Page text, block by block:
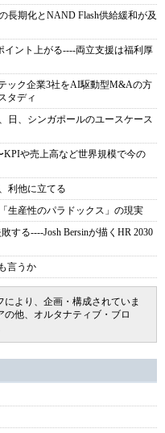
長期化とNAND Flash供給緩和が及
イント上がる----両立支援は福利厚
ック企業3社をAI駆動型M&Aの方
タディ
日、シンガポールのユースケース
KPIや売上高など世界規模で今の
利他に立てる
生産性のパラドックス」の現実
する----Josh Bersinが描くHR 2030
言うか
より、企画・構成されていま
他、オルタナティブ・ブロ